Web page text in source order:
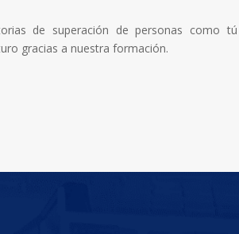
de superación de personas como
gracias a nuestra formación.